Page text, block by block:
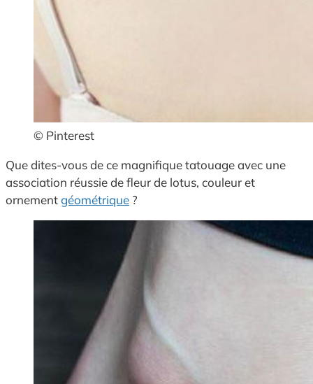
© Pinterest
Que dites-vous de ce magnifique tatouage avec une
association réussie de fleur de lotus, couleur et
ornementgéométrique ?